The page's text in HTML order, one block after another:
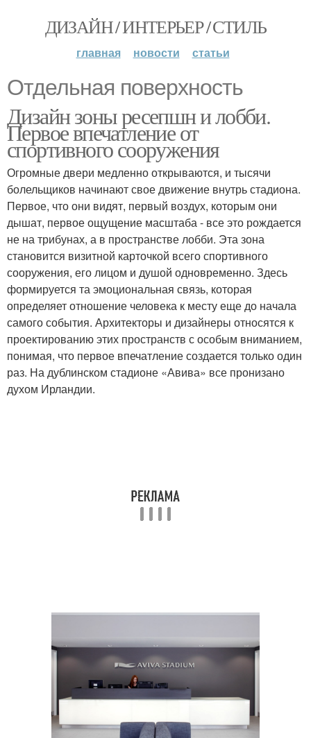
ДИЗАЙН / ИНТЕРЬЕР / СТИЛЬ
главная новости статьи
Отдельная поверхность
Дизайн зоны ресепшн и лобби.
Первое впечатление от
спортивного сооружения
Огромные двери медленно открываются, и тысячи
болельщиков начинают свое движение внутрь стадиона.
Первое, что они видят, первый воздух, которым они
дышат, первое ощущение масштаба - все это рождается
не на трибунах, а в пространстве лобби. Эта зона
становится визитной карточкой всего спортивного
сооружения, его лицом и душой одновременно. Здесь
формируется та эмоциональная связь, которая
определяет отношение человека к месту еще до начала
самого события. Архитекторы и дизайнеры относятся к
проектированию этих пространств с особым вниманием,
понимая, что первое впечатление создается только один
раз. На дублинском стадионе «Авива» все пронизано
духом Ирландии.